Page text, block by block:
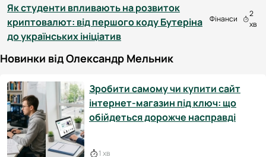
Як студенти впливають на розвиток
криптовалют: від першого коду Бутеріна
до українських ініціатив
Фінанси
2
хв
Новинки від Олександр Мельник
Зробити самому чи купити сайт
інтернет-магазин під ключ: що
обійдеться дорожче насправді
1 хв